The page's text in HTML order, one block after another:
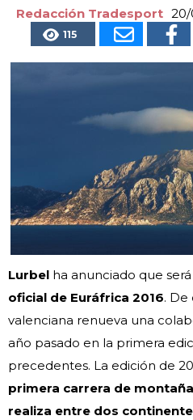
Redacción Tradesport 20/
115
Lurbel ha anunciado que
oficial de Euráfrica 2016. De
valenciana renueva una
año pasado en la primera
precedentes. La edición de
primera carrera de
realiza entre dos